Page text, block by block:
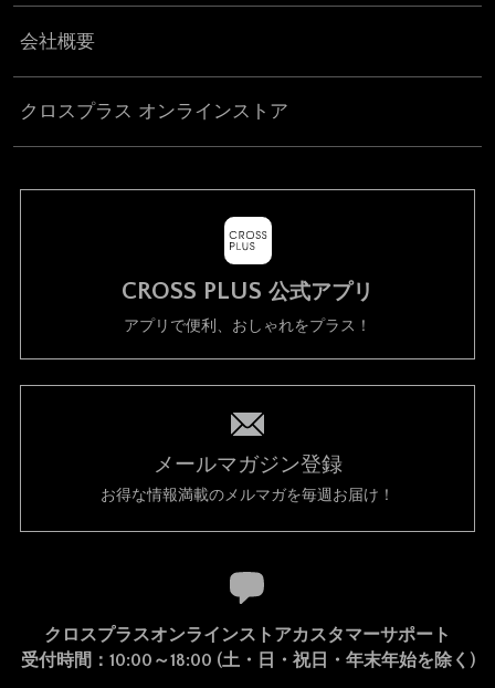
掲載内容について
当社が提供する当サイトの掲載内容、営業内容は会員への通知をす
ることなく、変更や中止することがあります。また当社が提供する
情報についていかなる保証も負わないものとします。
1. 当社は、以下の何れかが生じた場合には、会員に事前に通知する
ことなく、一時的に当サイトを中断することがあります。
(b) 火災、停電等により当サイトの提供ができなくなった場合
(c) 地震、噴火、洪水、津波等の天災により当サイトの提供ができ
(d) 戦争、動乱、暴動、騒乱、労働争議等により当サイトの提供が
できなくなった場合
(e) その他、運用上或は技術上当社が当サイトの一時的な中断が必
2. 当社は、前項各号の場合以外の事由により当サイトの提供の遅延
者が被った損害について一切の責任をも負わないものとします。
1. 当サイト上では以下の行為を禁止します。
(a) 他の会員、第三者又は当社の著作権、その他知的所有権を侵害
する行為
(b) 有害なコンピュータプログラム等を送信又は書き込む行為
会社概要
クロスプラス オンラインストア
CROSS PLUS 公式アプリ
アプリで便利、おしゃれをプラス！
メールマガジン登録
お得な情報満載のメルマガを毎週お届け！
クロスプラスオンラインストアカスタマーサポート
受付時間：10:00～18:00 (土・日・祝日・年末年始を除く)